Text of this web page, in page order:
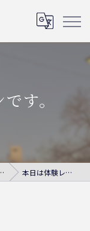
す。
本日は体験レッスンです。